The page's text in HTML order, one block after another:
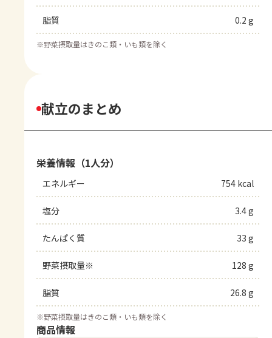
脂質 0.2 g
※野菜摂取量はきのこ類・いも類を除く
献立のまとめ
栄養情報（1人分）
エネルギー 754 kcal
塩分 3.4 g
たんぱく質 33 g
野菜摂取量※ 128 g
脂質 26.8 g
※野菜摂取量はきのこ類・いも類を除く
商品情報